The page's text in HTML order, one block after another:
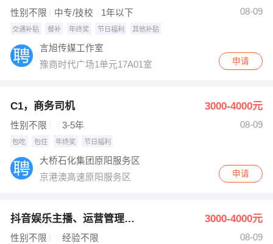
收银员
水电/机修
编辑
跟单
性别不限 中专/技校 1年以下 08-09
交通补贴 餐补 年终奖 节日福利 其他补贴
言旭传媒工作室
豫商时代广场1单元17A01室
申请
C1，商务司机 3000-4000元
性别不限 3-5年 08-09
包吃 包住 年终奖 节日福利
大桥石化集团原阳服务区
京港澳高速原阳服务区
申请
抖音娱乐主播、运营管理、摄影 3000-4000元
性别不限 经验不限 08-09